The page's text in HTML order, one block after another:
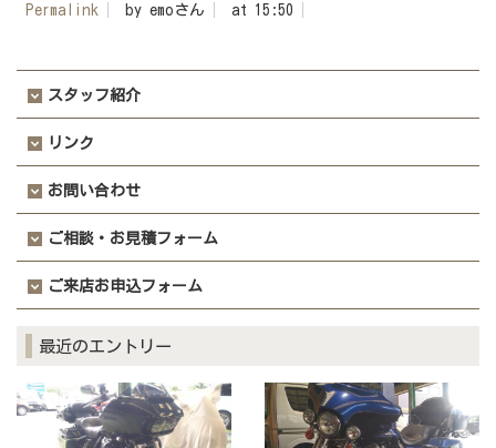
Permalink by emoさん at 15:50
スタッフ紹介
リンク
お問い合わせ
ご相談・お見積フォーム
ご来店お申込フォーム
最近のエントリー